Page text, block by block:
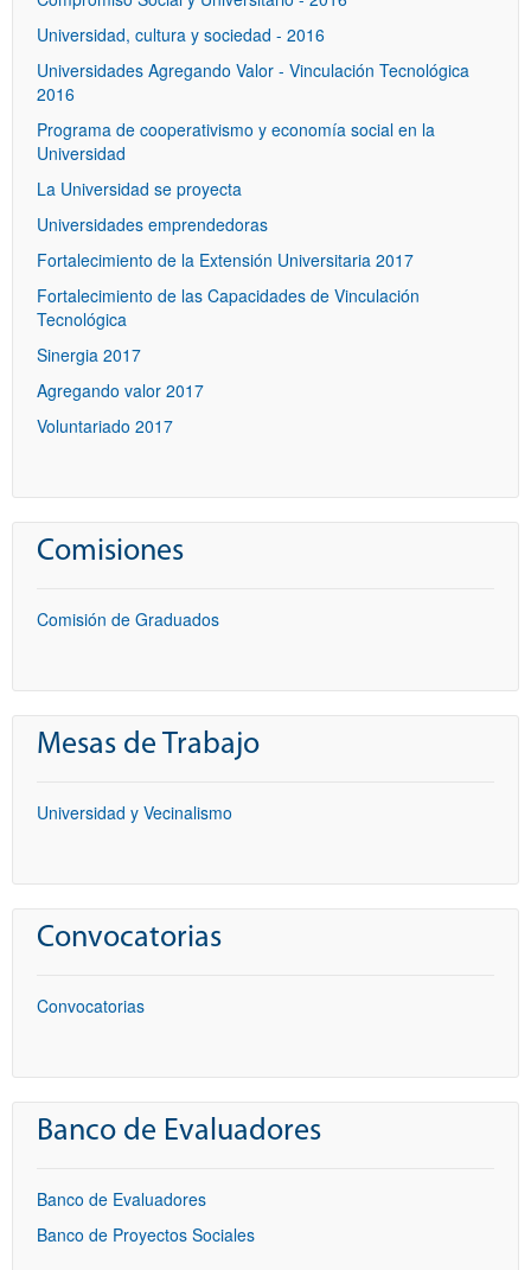
Universidad, cultura y sociedad - 2016
Universidades Agregando Valor - Vinculación Tecnológica
2016
Programa de cooperativismo y economía social en la
Universidad
La Universidad se proyecta
Universidades emprendedoras
Fortalecimiento de la Extensión Universitaria 2017
Fortalecimiento de las Capacidades de Vinculación
Tecnológica
Sinergia 2017
Agregando valor 2017
Voluntariado 2017
Comisiones
Comisión de Graduados
Mesas de Trabajo
Universidad y Vecinalismo
Convocatorias
Convocatorias
Banco de Evaluadores
Banco de Evaluadores
Banco de Proyectos Sociales